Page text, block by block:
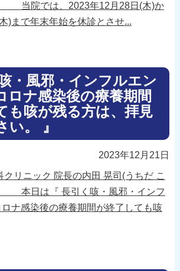
では、2023年12月28日(木)か
)まで年末年始を休診とさせ...
・風邪・インフルエン
ロナ感染後の療養期間
も咳が残る方は、拝見
い。 』
2023年12月21日
クリニック 院長の内田 晃司(うちだ こ
は『 長引く咳・風邪・インフ
ナ感染後の療養期間が終了しても咳